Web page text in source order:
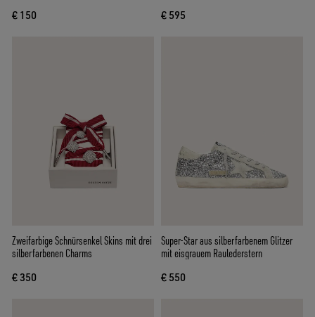
€ 150 € 595
Zweifarbige Schnürsenkel Skins mit drei
silberfarbenen Charms
€ 350
Super-Star aus silberfarbenem Glitzer
mit eisgrauem Raulederstern
€ 550